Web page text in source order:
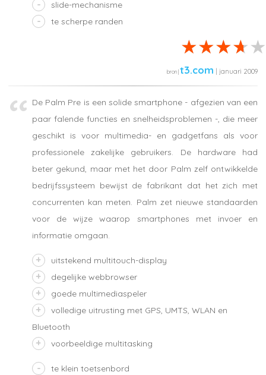
slide-mechanisme
te scherpe randen
t3.com | januari 2009
De Palm Pre is een solide smartphone - afgezien van een
paar falende functies en snelheidsproblemen -, die meer
geschikt is voor multimedia- en gadgetfans als voor
professionele zakelijke gebruikers. De hardware had
beter gekund, maar met het door Palm zelf ontwikkelde
bedrijfssysteem bewijst de fabrikant dat het zich met
concurrenten kan meten. Palm zet nieuwe standaarden
voor de wijze waarop smartphones met invoer en
informatie omgaan.
uitstekend multitouch-display
degelijke webbrowser
goede multimediaspeler
volledige uitrusting met GPS, UMTS, WLAN en
Bluetooth
voorbeeldige multitasking
te klein toetsenbord